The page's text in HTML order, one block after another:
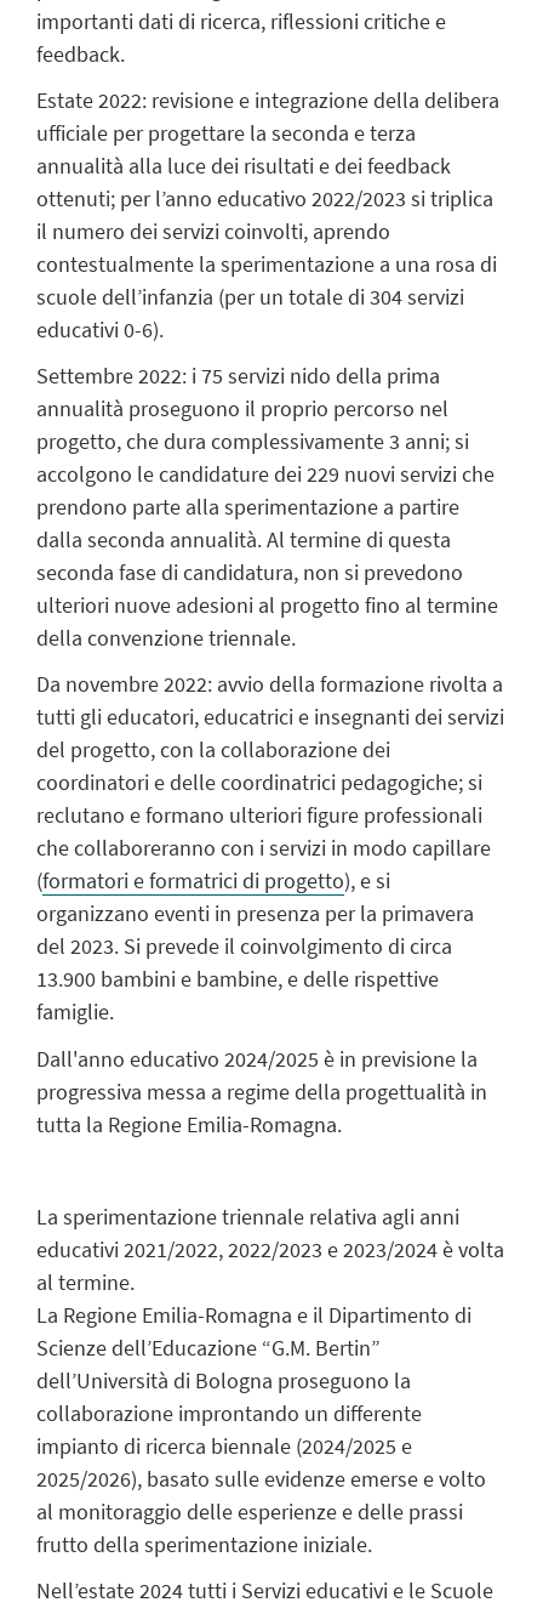
importanti dati di ricerca, riflessioni critiche e
feedback.
Estate 2022: revisione e integrazione della delibera
ufficiale per progettare la seconda e terza
annualità alla luce dei risultati e dei feedback
ottenuti; per l’anno educativo 2022/2023 si triplica
il numero dei servizi coinvolti, aprendo
contestualmente la sperimentazione a una rosa di
scuole dell’infanzia (per un totale di 304 servizi
educativi 0-6).
Settembre 2022: i 75 servizi nido della prima
annualità proseguono il proprio percorso nel
progetto, che dura complessivamente 3 anni; si
accolgono le candidature dei 229 nuovi servizi che
prendono parte alla sperimentazione a partire
dalla seconda annualità. Al termine di questa
seconda fase di candidatura, non si prevedono
ulteriori nuove adesioni al progetto fino al termine
della convenzione triennale.
Da novembre 2022: avvio della formazione rivolta a
tutti gli educatori, educatrici e insegnanti dei servizi
del progetto, con la collaborazione dei
coordinatori e delle coordinatrici pedagogiche; si
reclutano e formano ulteriori figure professionali
che collaboreranno con i servizi in modo capillare
(formatori e formatrici di progetto), e si
organizzano eventi in presenza per la primavera
del 2023. Si prevede il coinvolgimento di circa
13.900 bambini e bambine, e delle rispettive
famiglie.
Dall'anno educativo 2024/2025 è in previsione la
progressiva messa a regime della progettualità in
tutta la Regione Emilia-Romagna.
La sperimentazione triennale relativa agli anni
educativi 2021/2022, 2022/2023 e 2023/2024 è volta
al termine.
La Regione Emilia-Romagna e il Dipartimento di
Scienze dell’Educazione “G.M. Bertin”
dell’Università di Bologna proseguono la
collaborazione improntando un differente
impianto di ricerca biennale (2024/2025 e
2025/2026), basato sulle evidenze emerse e volto
al monitoraggio delle esperienze e delle prassi
frutto della sperimentazione iniziale.
Nell’estate 2024 tutti i Servizi educativi e le Scuole